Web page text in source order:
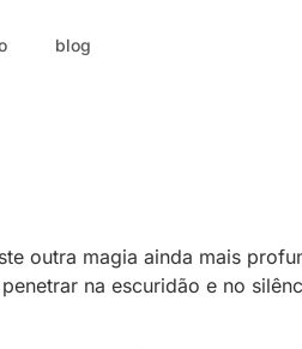
blog
outra magia ainda mais
na escuridão e no